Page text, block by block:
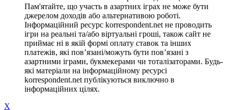
Пам'ятайте, що участь в азартних іграх не може бути
джерелом доходів або альтернативою роботі.
Інформаційний ресурс korrespondent.net не проводить
ігри на реальні та/або віртуальні гроші, також сайт не
приймає ні в якій формі оплату ставок та інших
платежів, які пов’язані/можуть бути пов’язані з
азартними іграми, букмекерами чи тоталізаторами. Будь-
які матеріали на інформаційному ресурсі
korrespondent.net публікуються виключно в
інформаційних цілях.
X